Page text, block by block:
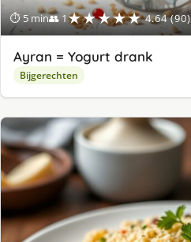
⏱ 5 min👥 1★★★★★ 4.64 (90)
Ayran = Yogurt drank
Bijgerechten